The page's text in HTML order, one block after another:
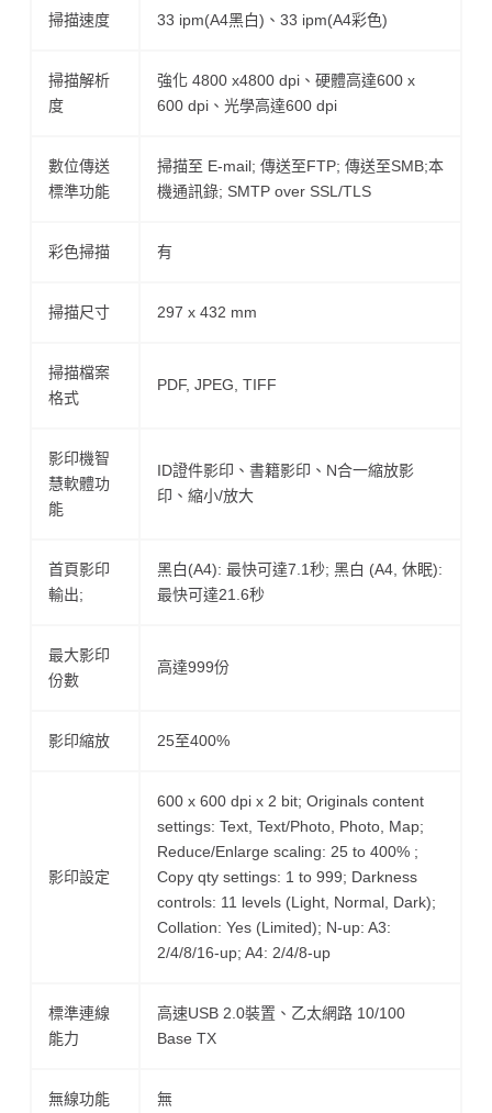
掃描速度 33 ipm(A4黑白)、33 ipm(A4彩色)
掃描解析
度
強化 4800 x4800 dpi、硬體高達600 x
600 dpi、光學高達600 dpi
數位傳送
標準功能
掃描至 E-mail; 傳送至FTP; 傳送至SMB;本
機通訊錄; SMTP over SSL/TLS
彩色掃描 有
掃描尺寸 297 x 432 mm
掃描檔案
格式
PDF, JPEG, TIFF
影印機智
慧軟體功
能
ID證件影印、書籍影印、N合一縮放影
印、縮小/放大
首頁影印
輸出;
黑白(A4): 最快可達7.1秒; 黑白 (A4, 休眠):
最快可達21.6秒
最大影印
份數
高達999份
影印縮放 25至400%
影印設定
600 x 600 dpi x 2 bit; Originals content
settings: Text, Text/Photo, Photo, Map;
Reduce/Enlarge scaling: 25 to 400% ;
Copy qty settings: 1 to 999; Darkness
controls: 11 levels (Light, Normal, Dark);
Collation: Yes (Limited); N-up: A3:
2/4/8/16-up; A4: 2/4/8-up
標準連線
能力
高速USB 2.0裝置、乙太網路 10/100
Base TX
無線功能 無